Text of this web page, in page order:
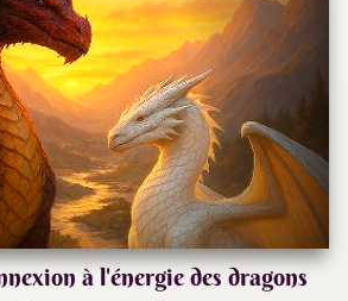
à l'énergie des dragons